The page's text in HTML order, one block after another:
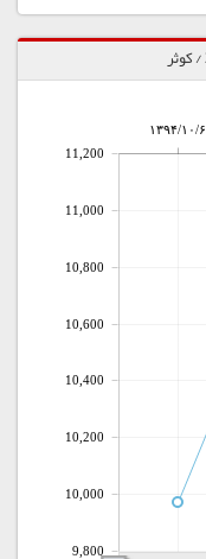
۱۳۹۴/۱۰/۶
9,800
10,000
10,200
10,400
10,600
10,800
11,000
11,200